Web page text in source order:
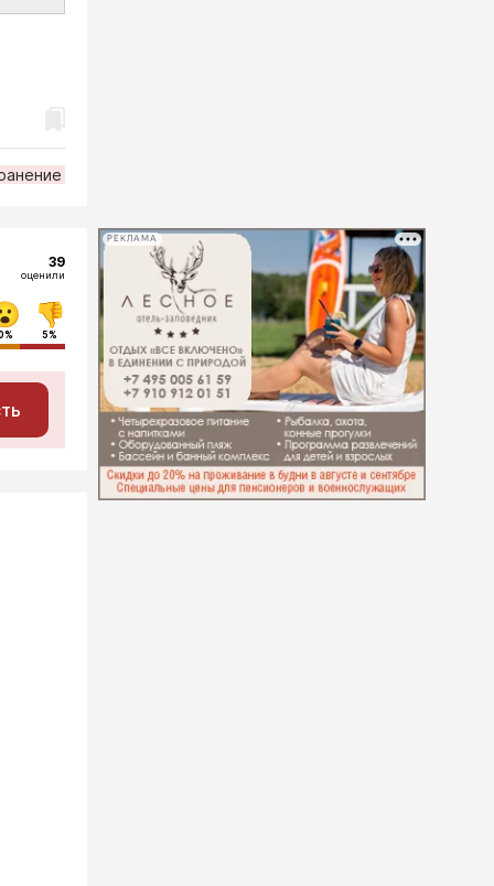
39
оценили
5%
РЕКЛАМА